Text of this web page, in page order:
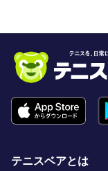
テニスベアとは